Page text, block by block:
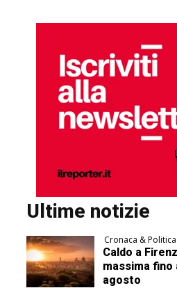
Ultime notizie
Cronaca & Politica
Caldo a
massima fino
agosto